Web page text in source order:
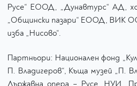
Русе“ ЕООД, „Дунавтурс“ АД,
„Общински пазари“ ЕООД, ВИК
изба „Нисово“.
Партньори: Национален фонд
П. Владигеров“, Къща музей „П.
Държавна опера – Русе, НУИ